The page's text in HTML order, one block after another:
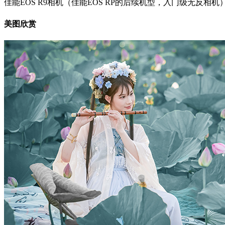
佳能EOS R9相机（佳能EOS RP的后续机型，入门级无反相机
美图欣赏